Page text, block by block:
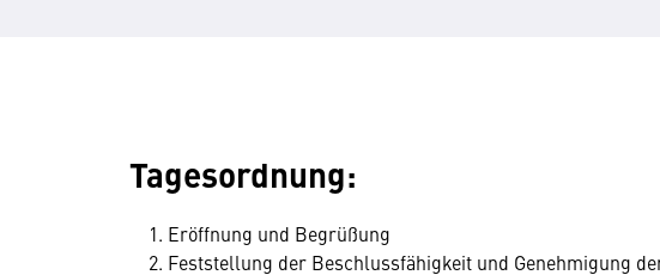
Tagesordnung:
Eröffnung und Begrüßung
Feststellung der Beschlussfähigkeit und Genehmigung